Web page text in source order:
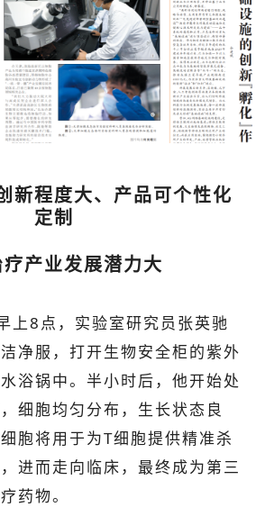
新程度大、产品可个性化
定制
产业发展潜力大
上8点，实验室研究员张英驰
净服，打开生物安全柜的紫外
浴锅中。半小时后，他开始处
细胞均匀分布，生长状态良
胞将用于为T细胞提供精准杀
进而走向临床，最终成为第三
药物。